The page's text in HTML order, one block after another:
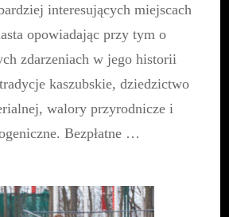
interesujących miejscach
opowiadając przy tym o
zdarzeniach w jego historii
kaszubskie, dziedzictwo
walory przyrodnicze i
Bezpłatne …